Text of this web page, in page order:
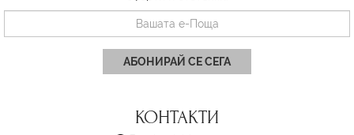
АБОНИРАЙ СЕ СЕГА
КОНТАКТИ